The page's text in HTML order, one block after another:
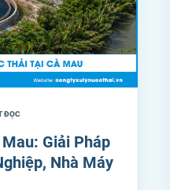
ĐỌC
Giải Pháp
Nhà Máy